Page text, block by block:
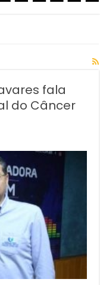
fala
do Câncer